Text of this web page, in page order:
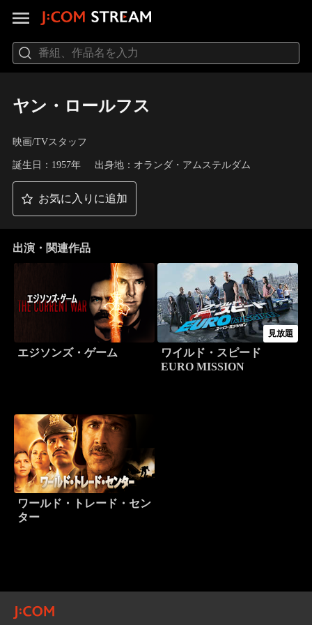
ヤン・ロールフス
映画/TVスタッフ
誕生日：1957年 出身地：オランダ・アムステルダム
お気に入りに追加
出演・関連作品
エジソンズ・ゲーム
見放題
ワイルド・スピード
EURO MISSION
ワールド・トレード・セン
ター